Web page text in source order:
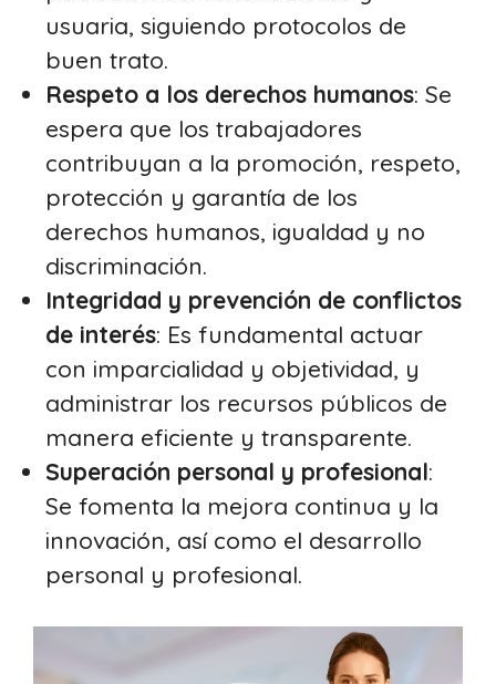
usuaria, siguiendo protocolos de
buen trato.
Respeto a los derechos humanos: Se
espera que los trabajadores
contribuyan a la promoción, respeto,
protección y garantía de los
derechos humanos, igualdad y no
discriminación.
Integridad y prevención de conflictos
de interés: Es fundamental actuar
con imparcialidad y objetividad, y
administrar los recursos públicos de
manera eficiente y transparente.
Superación personal y profesional:
Se fomenta la mejora continua y la
innovación, así como el desarrollo
personal y profesional.